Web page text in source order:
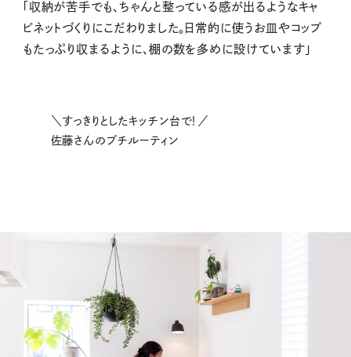
「収納が苦手でも、ちゃんと整っている感が出るようなキャ
ビネットづくりにこだわりました。日常的に使うお皿やコップ
もたっぷり収まるように、棚の数を多めに設けています」
＼すっきりとしたキッチン台で！／
佐藤さんのプチルーティン